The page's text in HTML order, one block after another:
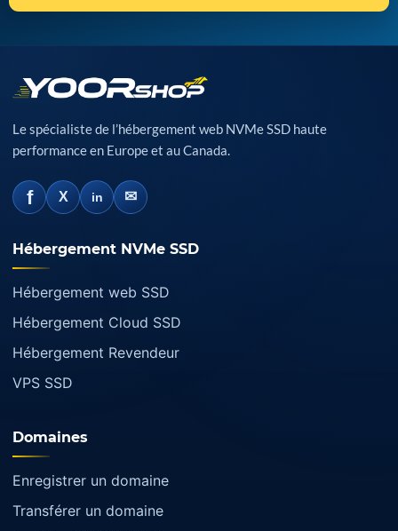
Le spécialiste de l’hébergement web NVMe SSD haute
performance en Europe et au Canada.
f X in ✉
Hébergement NVMe SSD
Hébergement web SSD
Hébergement Cloud SSD
Hébergement Revendeur
VPS SSD
Domaines
Enregistrer un domaine
Transférer un domaine